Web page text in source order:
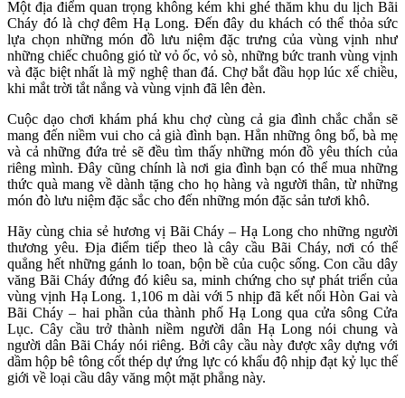
Một địa điểm quan trọng không kém khi ghé thăm khu du lịch Bãi
Cháy đó là chợ đêm Hạ Long. Đến đây du khách có thể thỏa sức
lựa chọn những món đồ lưu niệm đặc trưng của vùng vịnh như
những chiếc chuông gió từ vỏ ốc, vỏ sò, những bức tranh vùng vịnh
và đặc biệt nhất là mỹ nghệ than đá. Chợ bắt đầu họp lúc xế chiều,
khi mắt trời tắt nắng và vùng vịnh đã lên đèn.
Cuộc dạo chơi khám phá khu chợ cùng cả gia đình chắc chắn sẽ
mang đến niềm vui cho cả già đình bạn. Hẳn những ông bố, bà mẹ
và cả những đứa trẻ sẽ đều tìm thấy những món đồ yêu thích của
riêng mình. Đây cũng chính là nơi gia đình bạn có thể mua những
thức quà mang về dành tặng cho họ hàng và người thân, từ những
món đò lưu niệm đặc sắc cho đến những món đặc sản tươi khô.
Hãy cùng chia sẻ hương vị Bãi Cháy – Hạ Long cho những người
thương yêu. Địa điểm tiếp theo là cây cầu Bãi Cháy, nơi có thể
quẳng hết những gánh lo toan, bộn bề của cuộc sống. Con cầu dây
văng Bãi Cháy đứng đó kiêu sa, minh chứng cho sự phát triển của
vùng vịnh Hạ Long. 1,106 m dài với 5 nhịp đã kết nối Hòn Gai và
Bãi Cháy – hai phần của thành phố Hạ Long qua cửa sông Cửa
Lục. Cây cầu trở thành niềm người dân Hạ Long nói chung và
người dân Bãi Cháy nói riêng. Bởi cây cầu này được xây dựng với
dầm hộp bê tông cốt thép dự ứng lực có khẩu độ nhịp đạt kỷ lục thế
giới về loại cầu dây văng một mặt phẳng này.